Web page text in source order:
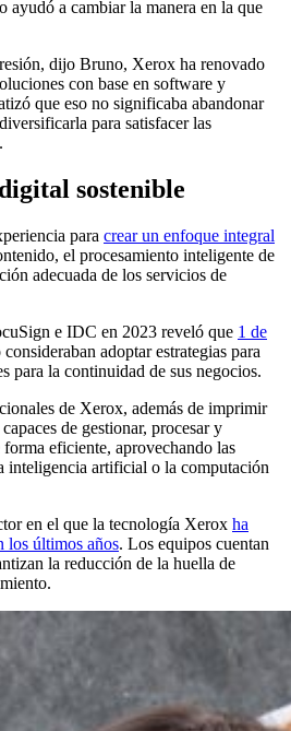
ayudó a cambiar la manera en la que
dijo Bruno, Xerox ha renovado
con base en software y
que eso no significaba abandonar
para satisfacer las
sostenible
para crear un enfoque integral
el procesamiento inteligente de
adecuada de los servicios de
e IDC en 2023 reveló que 1 de
adoptar estrategias para
para la continuidad de sus negocios.
de Xerox, además de imprimir
de gestionar, procesar y
eficiente, aprovechando las
inteligencia artificial o la computación
en el que la tecnología Xerox ha
los últimos años. Los equipos cuentan
la reducción de la huella de